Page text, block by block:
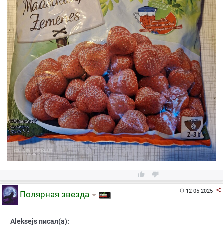
 
12-05-2025 
Полярная звезда
Aleksejs писал(а):